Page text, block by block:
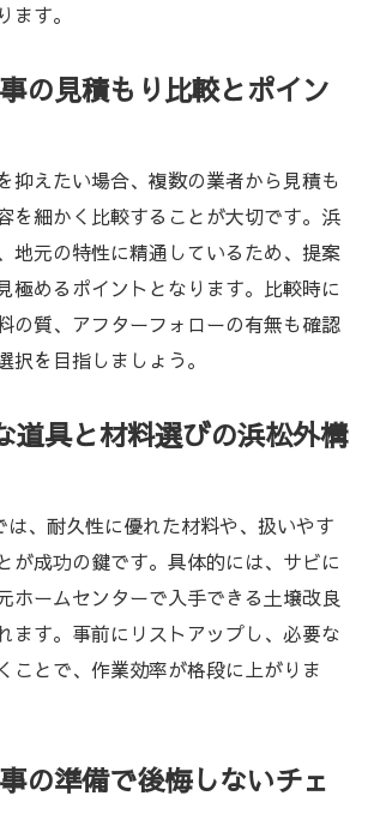
ます。
の見積もり比較とポイン
抑えたい場合、複数の業者から見積も
を細かく比較することが大切です。浜
地元の特性に精通しているため、提案
極めるポイントとなります。比較時に
の質、アフターフォローの有無も確認
択を目指しましょう。
道具と材料選びの浜松外構
は、耐久性に優れた材料や、扱いやす
が成功の鍵です。具体的には、サビに
ホームセンターで入手できる土壌改良
ます。事前にリストアップし、必要な
ことで、作業効率が格段に上がりま
の準備で後悔しないチェ